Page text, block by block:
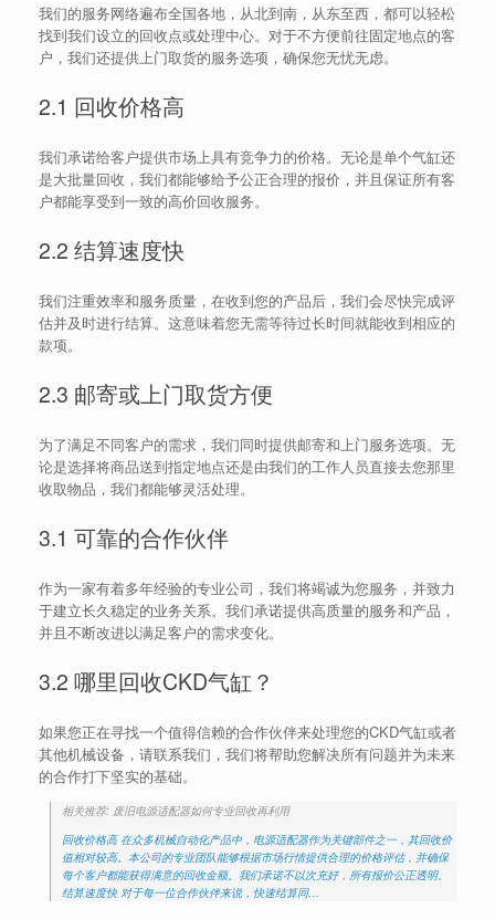
我们的服务网络遍布全国各地，从北到南，从东至西，都可以轻松
找到我们设立的回收点或处理中心。对于不方便前往固定地点的客
户，我们还提供上门取货的服务选项，确保您无忧无虑。
2.1 回收价格高
我们承诺给客户提供市场上具有竞争力的价格。无论是单个气缸还
是大批量回收，我们都能够给予公正合理的报价，并且保证所有客
户都能享受到一致的高价回收服务。
2.2 结算速度快
我们注重效率和服务质量，在收到您的产品后，我们会尽快完成评
估并及时进行结算。这意味着您无需等待过长时间就能收到相应的
款项。
2.3 邮寄或上门取货方便
为了满足不同客户的需求，我们同时提供邮寄和上门服务选项。无
论是选择将商品送到指定地点还是由我们的工作人员直接去您那里
收取物品，我们都能够灵活处理。
3.1 可靠的合作伙伴
作为一家有着多年经验的专业公司，我们将竭诚为您服务，并致力
于建立长久稳定的业务关系。我们承诺提供高质量的服务和产品，
并且不断改进以满足客户的需求变化。
3.2 哪里回收CKD气缸？
如果您正在寻找一个值得信赖的合作伙伴来处理您的CKD气缸或者
其他机械设备，请联系我们，我们将帮助您解决所有问题并为未来
的合作打下坚实的基础。
相关推荐: 废旧电源适配器如何专业回收再利用
回收价格高 在众多机械自动化产品中，电源适配器作为关键部件之一，其回收价
值相对较高。本公司的专业团队能够根据市场行情提供合理的价格评估，并确保
每个客户都能获得满意的回收金额。我们承诺不以次充好，所有报价公正透明。
结算速度快 对于每一位合作伙伴来说，快速结算同…